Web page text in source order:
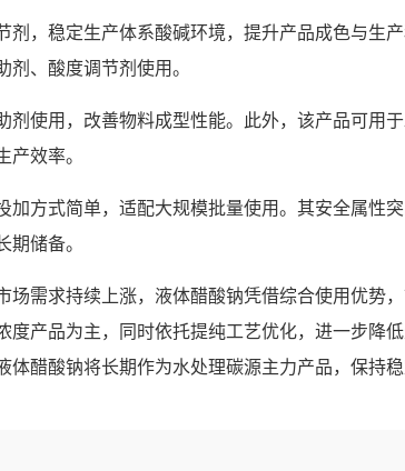
剂，稳定生产体系酸碱环境，提升产品成色与生
、酸度调节剂使用。
剂使用，改善物料成型性能。此外，该产品可用
产效率。
加方式简单，适配大规模批量使用。其安全属性
期储备。
需求持续上涨，液体醋酸钠凭借综合使用优势，
度产品为主，同时依托提纯工艺优化，进一步降
醋酸钠将长期作为水处理碳源主力产品，保持稳